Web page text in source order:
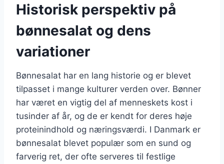
Historisk perspektiv på
bønnesalat og dens
variationer
Bønnesalat har en lang historie og er blevet
tilpasset i mange kulturer verden over. Bønner
har været en vigtig del af menneskets kost i
tusinder af år, og de er kendt for deres høje
proteinindhold og næringsværdi. I Danmark er
bønnesalat blevet populær som en sund og
farverig ret, der ofte serveres til festlige